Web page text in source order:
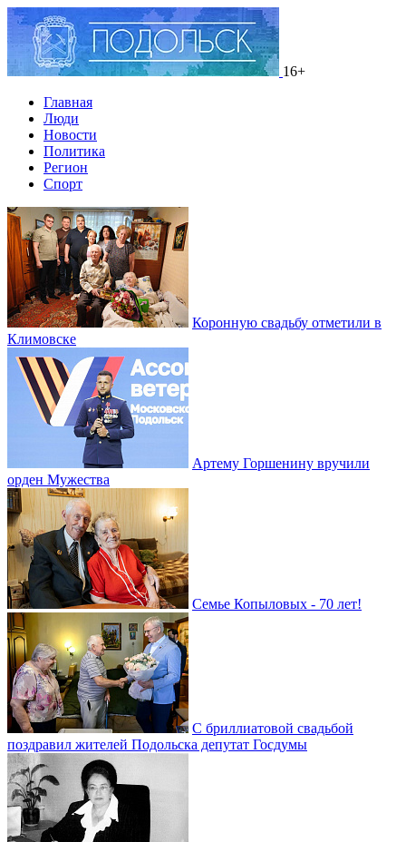
16+
Главная
Люди
Новости
Политика
Регион
Спорт
Коронную свадьбу отметили в
Климовске
Артему Горшенину вручили
орден Мужества
Семье Копыловых - 70 лет!
С бриллиатовой свадьбой
поздравил жителей Подольска депутат Госдумы